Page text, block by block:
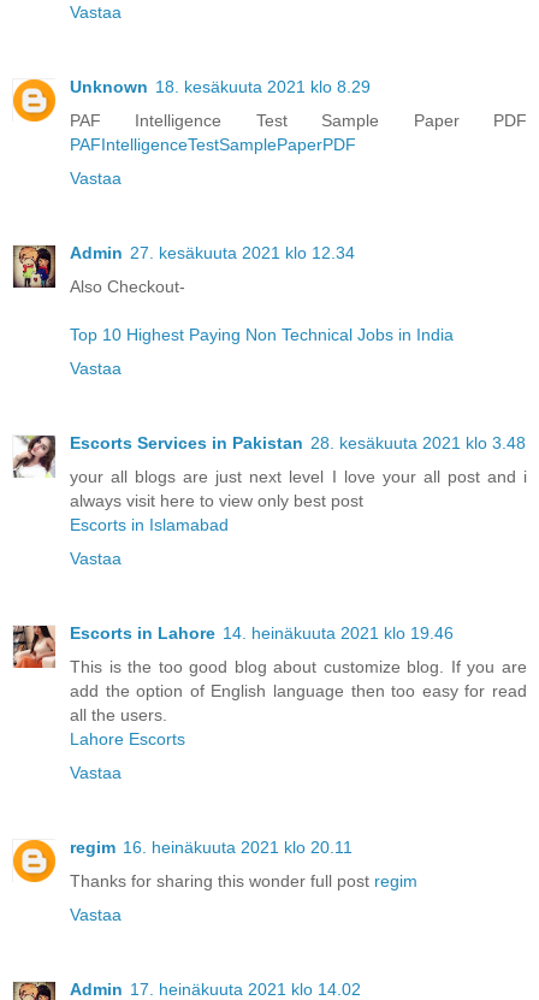
Vastaa
Unknown 18. kesäkuuta 2021 klo 8.29
PAF Intelligence Test Sample Paper PDF
PAFIntelligenceTestSamplePaperPDF
Vastaa
Admin 27. kesäkuuta 2021 klo 12.34
Also Checkout-
Top 10 Highest Paying Non Technical Jobs in India
Vastaa
Escorts Services in Pakistan 28. kesäkuuta 2021 klo 3.48
your all blogs are just next level I love your all post and i
always visit here to view only best post
Escorts in Islamabad
Vastaa
Escorts in Lahore 14. heinäkuuta 2021 klo 19.46
This is the too good blog about customize blog. If you are
add the option of English language then too easy for read
all the users.
Lahore Escorts
Vastaa
regim 16. heinäkuuta 2021 klo 20.11
Thanks for sharing this wonder full post regim
Vastaa
Admin 17. heinäkuuta 2021 klo 14.02